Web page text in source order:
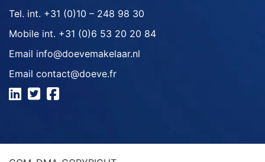
Tel. int. +31 (0)10 – 248 98 30
Mobile int. +31 (0)6 53 20 20 84
Email info@doevemakelaar.nl
Email contact@doeve.fr